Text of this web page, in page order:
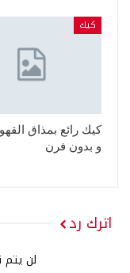
كيك
كيك رائع بمذاق
و بدون فرن
اترك رد
لن يتم